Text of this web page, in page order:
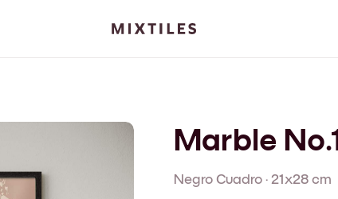
Marble No.1
Negro Cuadro · 21x28 cm